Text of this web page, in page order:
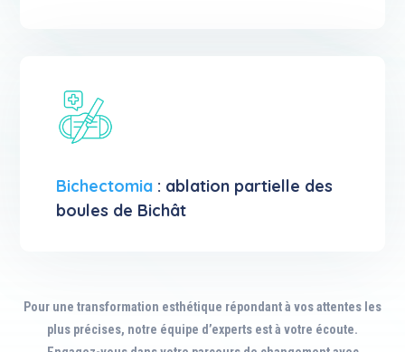
Bichectomia : ablation partielle des
boules de Bichât
Pour une transformation esthétique répondant à vos attentes les
plus précises, notre équipe d’experts est à votre écoute.